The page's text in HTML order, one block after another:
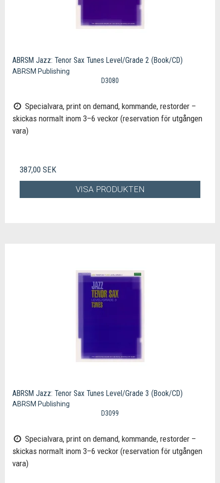
ABRSM Jazz: Tenor Sax Tunes Level/Grade 2 (Book/CD)
ABRSM Publishing
D3080
Specialvara, print on demand, kommande, restorder –
skickas normalt inom 3–6 veckor (reservation för utgången
vara)
387,00 SEK
VISA PRODUKTEN
ABRSM Jazz: Tenor Sax Tunes Level/Grade 3 (Book/CD)
ABRSM Publishing
D3099
Specialvara, print on demand, kommande, restorder –
skickas normalt inom 3–6 veckor (reservation för utgången
vara)